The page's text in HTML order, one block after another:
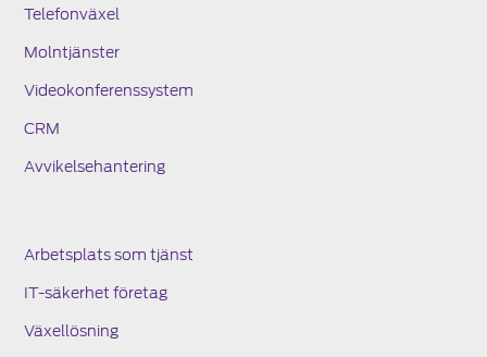
Telefonväxel
Molntjänster
Videokonferenssystem
CRM
Avvikelsehantering
Arbetsplats som tjänst
IT-säkerhet företag
Växellösning